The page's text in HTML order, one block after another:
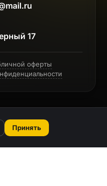
17
оферты
Принять